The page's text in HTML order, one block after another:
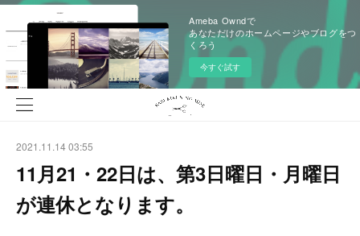
Ameba Owndで
あなただけのホームページやブログをつ
くろう
今すぐ試す
2021.11.14 03:55
11月21・22日は、第3日曜日・月曜日
が連休となります。